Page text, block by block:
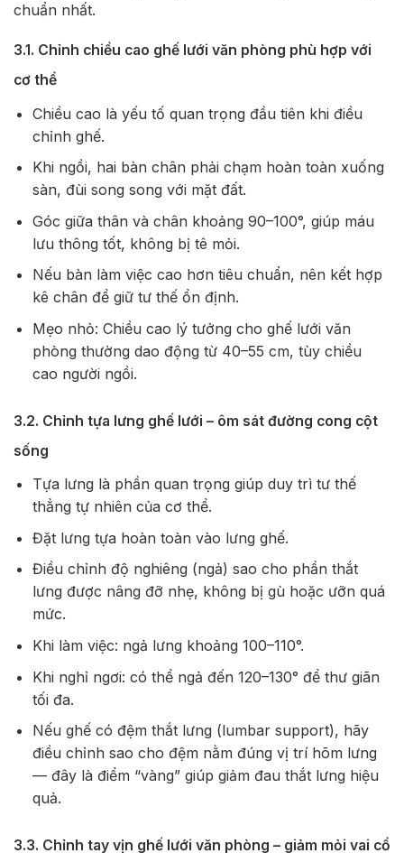
chuẩn nhất.
3.1. Chỉnh chiều cao ghế lưới văn phòng phù hợp với
cơ thể
Chiều cao là yếu tố quan trọng đầu tiên khi điều
chỉnh ghế.
Khi ngồi, hai bàn chân phải chạm hoàn toàn xuống
sàn, đùi song song với mặt đất.
Góc giữa thân và chân khoảng 90–100°, giúp máu
lưu thông tốt, không bị tê mỏi.
Nếu bàn làm việc cao hơn tiêu chuẩn, nên kết hợp
kê chân để giữ tư thế ổn định.
Mẹo nhỏ: Chiều cao lý tưởng cho ghế lưới văn
phòng thường dao động từ 40–55 cm, tùy chiều
cao người ngồi.
3.2. Chỉnh tựa lưng ghế lưới – ôm sát đường cong cột
sống
Tựa lưng là phần quan trọng giúp duy trì tư thế
thẳng tự nhiên của cơ thể.
Đặt lưng tựa hoàn toàn vào lưng ghế.
Điều chỉnh độ nghiêng (ngả) sao cho phần thắt
lưng được nâng đỡ nhẹ, không bị gù hoặc ưỡn quá
mức.
Khi làm việc: ngả lưng khoảng 100–110°.
Khi nghỉ ngơi: có thể ngả đến 120–130° để thư giãn
tối đa.
Nếu ghế có đệm thắt lưng (lumbar support), hãy
điều chỉnh sao cho đệm nằm đúng vị trí hõm lưng
— đây là điểm “vàng” giúp giảm đau thắt lưng hiệu
quả.
3.3. Chỉnh tay vịn ghế lưới văn phòng – giảm mỏi vai cổ